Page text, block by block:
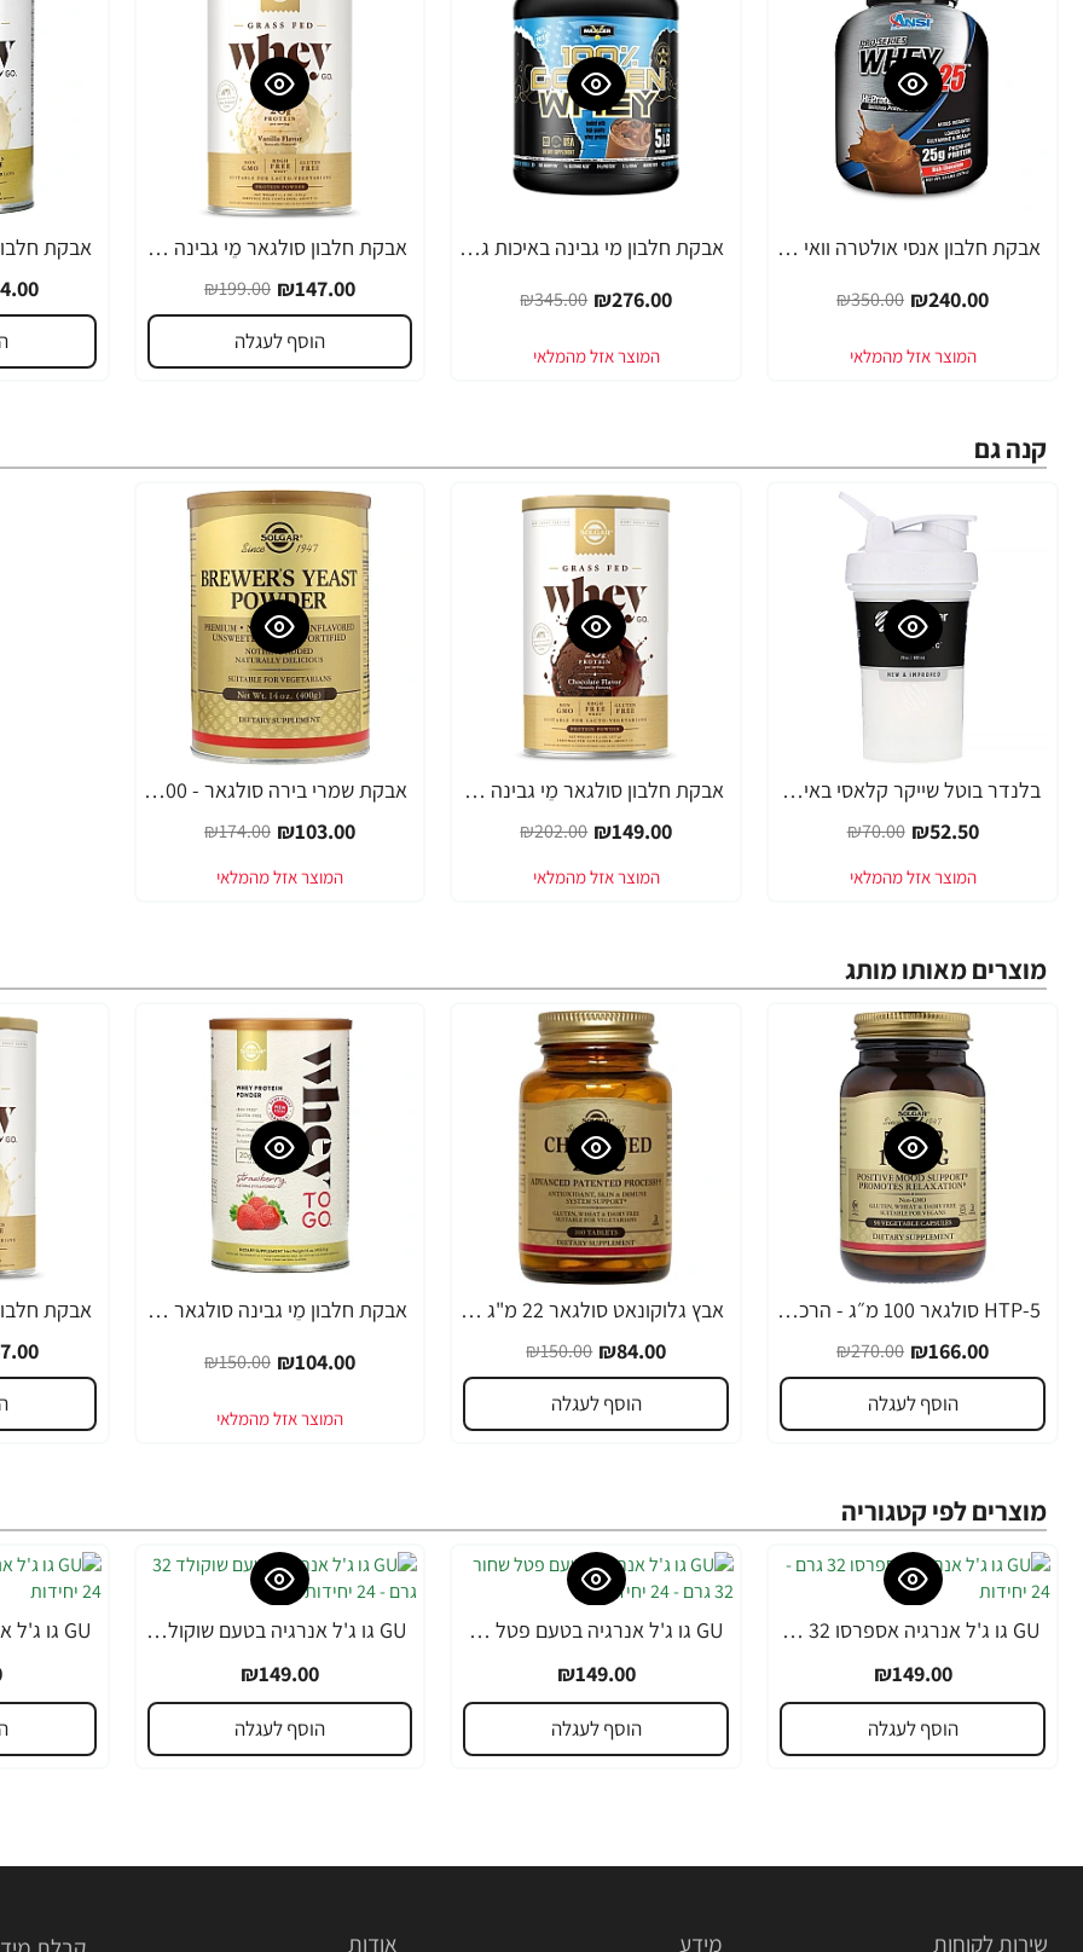
-31%
אבקת חלבון אנסי אולטרה וואי 25 מי גבינה 2.3 ק"ג - מבית ANSI
₪240.00
₪350.00
-20%
אבקת חלבון מי גבינה באיכות גבוהה 100% Golden Whey בטעם שוקולד חלב 2.3 קג - מבית MAXLER
₪276.00
₪345.00
-26%
אבקת חלבון סולגאר מֵי גבינה Whey To Go בטעם ונילה - משקל 340 גרם מבית SOLGAR
₪147.00
₪199.00
הוסף לעגלה
-27%
קנה גם
-25%
בלנדר בוטל שייקר קלאסי באיכות גבוהה כדורים עם קפיץ - צבע לבן - 590 מ"ל - Blender Bottle
₪52.50
₪70.00
-26%
אבקת חלבון סולגאר מֵי גבינה Whey To Go בטעם שוקולד טבעי - משקל 454 גרם - מבית SOLGAR
₪149.00
₪202.00
-41%
אבקת שמרי בירה סולגאר - 400 גרם מבית SOLGAR
₪103.00
₪174.00
מוצרים מאותו מותג
-39%
5-HTP סולגאר 100 מ״ג - הרכיב 5 הידרוקסי טריפטופן - 90 כמוסות מבית SOLGAR
₪166.00
₪270.00
הוסף לעגלה
-44%
אבץ גלוקונאט סולגאר 22 מ"ג - 250 טבליות מבית SOLGAR
₪84.00
₪150.00
הוסף לעגלה
-31%
אבקת חלבון מֵי גבינה סולגאר מי גבינה Whey To Go טעם תות משקל 454 גרם - מבית SOLGAR
₪104.00
₪150.00
-26%
מוצרים לפי קטגוריה
GU גו ג'ל אנרגיה אספרסו 32 גרם - 24 יחידות
₪149.00
הוסף לעגלה
GU גו ג'ל אנרגיה בטעם פטל שחור 32 גרם - 24 יחידות
₪149.00
הוסף לעגלה
GU גו ג'ל אנרגיה בטעם שוקולד 32 גרם - 24 יחידות
₪149.00
הוסף לעגלה
שירות לקוחות מידע אודות